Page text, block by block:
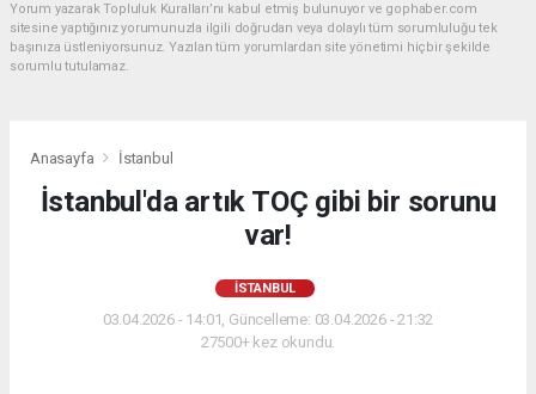
Yorum yazarak Topluluk Kuralları’nı kabul etmiş bulunuyor ve gophaber.com
sitesine yaptığınız yorumunuzla ilgili doğrudan veya dolaylı tüm sorumluluğu tek
başınıza üstleniyorsunuz. Yazılan tüm yorumlardan site yönetimi hiçbir şekilde
sorumlu tutulamaz.
Anasayfa İstanbul
İstanbul'da artık TOÇ gibi bir sorunu
var!
İSTANBUL
03.04.2026 - 14:01, Güncelleme: 03.04.2026 - 21:32
27500+ kez okundu.